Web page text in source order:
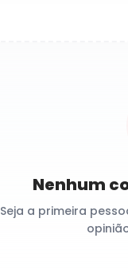
Nenhum
Seja a primeira